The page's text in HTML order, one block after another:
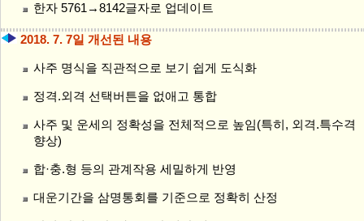
한자 5761→8142글자로 업데이트
2018. 7. 7일 개선된 내용
사주 명식을 직관적으로 보기 쉽게 도식화
정격.외격 선택버튼을 없애고 통합
사주 및 운세의 정확성을 전체적으로 높임(특히, 외격.특수격
향상)
합·충.형 등의 관계작용 세밀하게 반영
대운기간을 삼명통회를 기준으로 정확히 산정